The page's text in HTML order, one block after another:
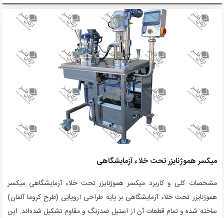
میکسر هموژنایزر تحت خلاء آزمایشگاهی
مشخصات کلی و کاربرد میکسر هموژنایزر تحت خلاء آزمایشگاهی میکسر
هموژنایزر تحت خلاء آزمایشگاهی بر پایه طراحی اروپایی (طرح کروما آلمان)
ساخته شده و تمام قطعات آن از استیل ضدزنگ و مقاوم تشکیل شده‌اند. این